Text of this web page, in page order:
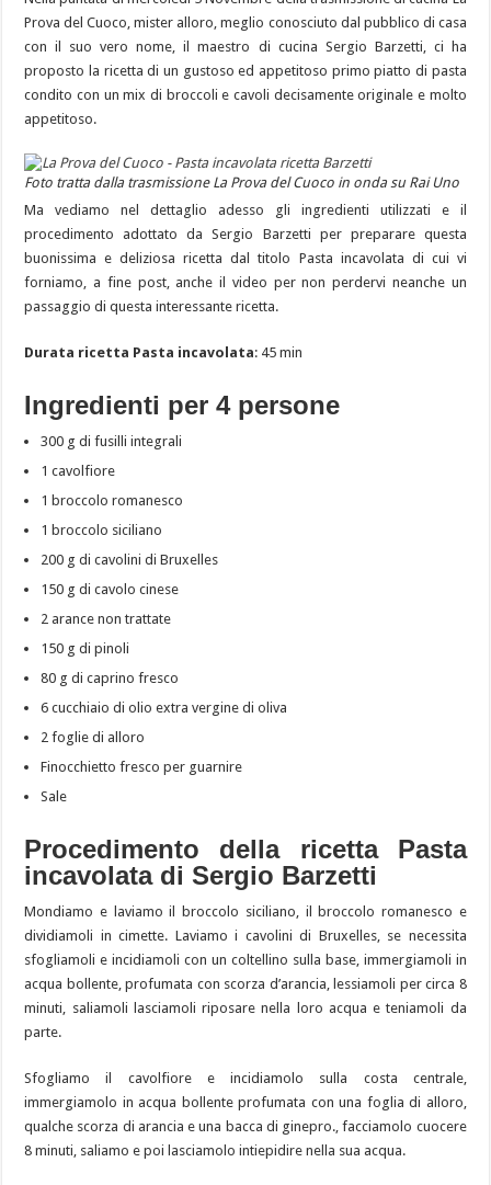
Prova del Cuoco, mister alloro, meglio conosciuto dal pubblico di casa
con il suo vero nome, il maestro di cucina Sergio Barzetti, ci ha
proposto la ricetta di un gustoso ed appetitoso primo piatto di pasta
condito con un mix di broccoli e cavoli decisamente originale e molto
appetitoso.
Foto tratta dalla trasmissione La Prova del Cuoco in onda su Rai Uno
Ma vediamo nel dettaglio adesso gli ingredienti utilizzati e il
procedimento adottato da Sergio Barzetti per preparare questa
buonissima e deliziosa ricetta dal titolo Pasta incavolata di cui vi
forniamo, a fine post, anche il video per non perdervi neanche un
passaggio di questa interessante ricetta.
Durata ricetta Pasta incavolata: 45 min
Ingredienti per 4 persone
300 g di fusilli integrali
1 cavolfiore
1 broccolo romanesco
1 broccolo siciliano
200 g di cavolini di Bruxelles
150 g di cavolo cinese
2 arance non trattate
150 g di pinoli
80 g di caprino fresco
6 cucchiaio di olio extra vergine di oliva
2 foglie di alloro
Finocchietto fresco per guarnire
Sale
Procedimento della ricetta Pasta
incavolata di Sergio Barzetti
Mondiamo e laviamo il broccolo siciliano, il broccolo romanesco e
dividiamoli in cimette. Laviamo i cavolini di Bruxelles, se necessita
sfogliamoli e incidiamoli con un coltellino sulla base, immergiamoli in
acqua bollente, profumata con scorza d’arancia, lessiamoli per circa 8
minuti, saliamoli lasciamoli riposare nella loro acqua e teniamoli da
parte.
Sfogliamo il cavolfiore e incidiamolo sulla costa centrale,
immergiamolo in acqua bollente profumata con una foglia di alloro,
qualche scorza di arancia e una bacca di ginepro., facciamolo cuocere
8 minuti, saliamo e poi lasciamolo intiepidire nella sua acqua.